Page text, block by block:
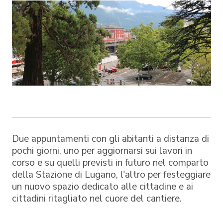
Due appuntamenti con gli abitanti a distanza di
pochi giorni, uno per aggiornarsi sui lavori in
corso e su quelli previsti in futuro nel comparto
della Stazione di Lugano, l'altro per festeggiare
un nuovo spazio dedicato alle cittadine e ai
cittadini ritagliato nel cuore del cantiere.